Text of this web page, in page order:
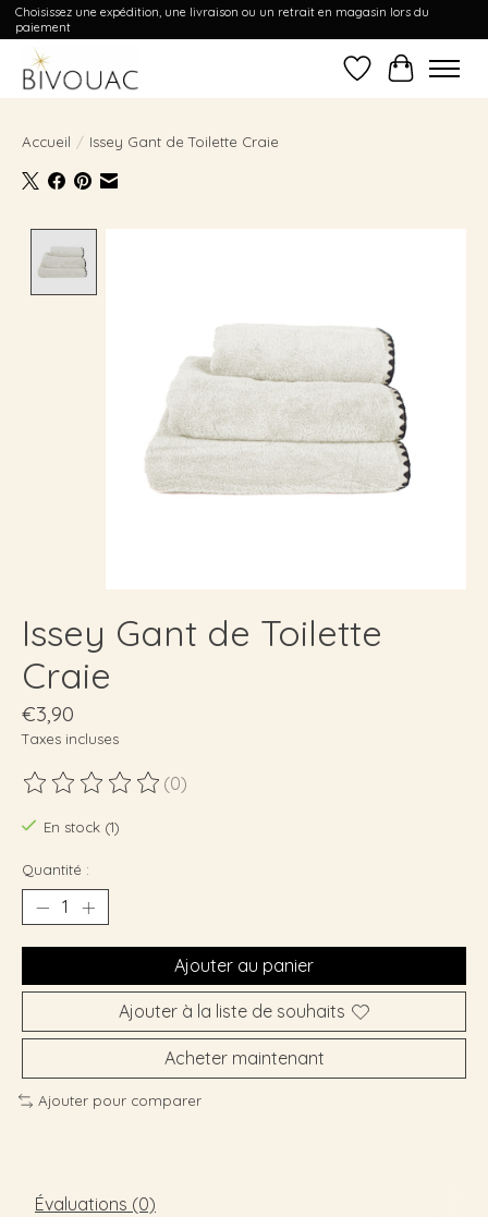
Choisissez une expédition, une livraison ou un retrait en magasin lors du
paiement
Liste dePanier
Accueil / Issey Gant de Toilette Craie
Issey Gant de Toilette
Craie
€3,90
Taxes incluses
Ce produit est évalué à
(0)
En stock (1)
Quantité :
Ajouter au panier
Ajouter à la liste de souhaits
Acheter maintenant
Ajouter pour comparer
Évaluations (0)